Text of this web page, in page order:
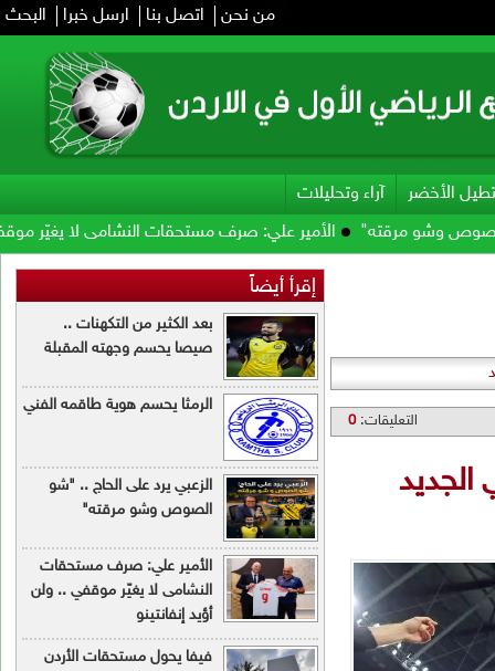
ارسل خبرا البحث
صرف مستحقات النشامى لا يغيّر موقفي .. ولن أؤيد إنفانتينو
فيفا
بعد الكثير من التكهنات ..
صيصا يحسم وجهته المقبلة
الرمثا يحسم هوية طاقمه الفني
الزعبي يرد على الحاج .. "شو
الصوص وشو مرقته"
الأمير علي: صرف مستحقات
النشامى لا يغيّر موقفي .. ولن
أؤيد إنفانتينو
فيفا يحول مستحقات الأردن